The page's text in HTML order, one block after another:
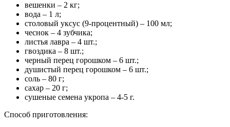
вешенки – 2 кг;
вода – 1 л;
столовый уксус (9-процентный) – 100 мл;
чеснок – 4 зубчика;
листья лавра – 4 шт.;
гвоздика – 8 шт.;
черный перец горошком – 6 шт.;
душистый перец горошком – 6 шт.;
соль – 80 г;
сахар – 20 г;
сушеные семена укропа – 4-5 г.
Способ приготовления: